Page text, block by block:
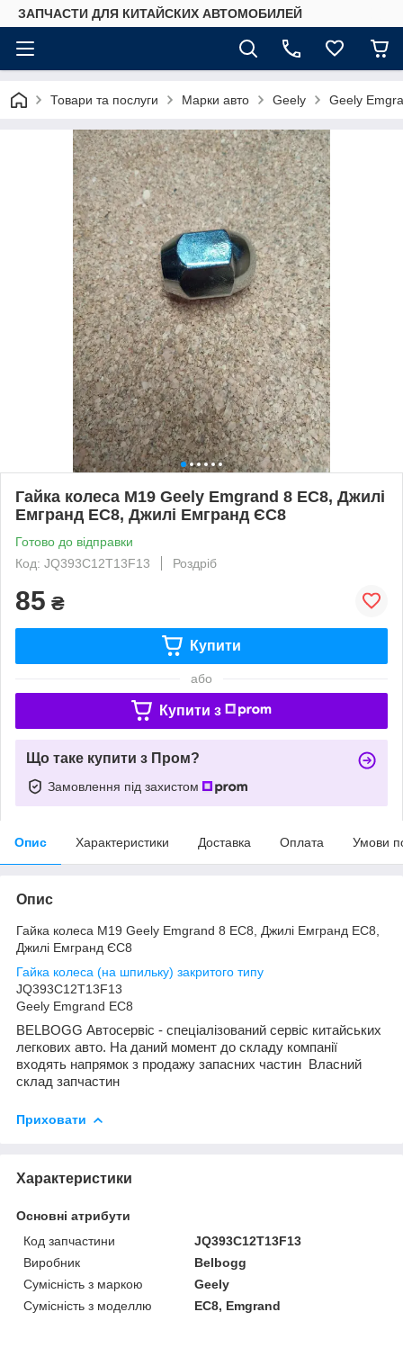
ЗАПЧАСТИ ДЛЯ КИТАЙСКИХ АВТОМОБИЛЕЙ
Товари та послуги Марки авто Geely Geely
Гайка колеса М19 Geely Emgrand 8 EC8, Джилі
Емгранд ЕС8, Джилі Емгранд ЄС8
Готово до відправки
Код: JQ393C12T13F13
Роздріб
85 ₴
Купити
або
Купити з
Що таке купити з Пром?
Замовлення під захистом
Опис Характеристики Доставка Оплата Умови
Опис
Гайка колеса М19 Geely Emgrand 8 EC8, Джилі Емгранд ЕС8,
Джилі Емгранд ЄС8
Гайка колеса (на шпильку) закритого типу
JQ393C12T13F13
Geely Emgrand EC8
BELBOGG Автосервіс - спеціалізований сервіс китайських
легкових авто. На даний момент до складу компанії
входять напрямок з продажу запасних частин Власний
склад запчастин
Приховати
Характеристики
Основні атрибути
Код запчастини
JQ393C12T13F13
Виробник
Belbogg
Сумісність з маркою
Geely
Сумісність з моделлю
EC8, Emgrand